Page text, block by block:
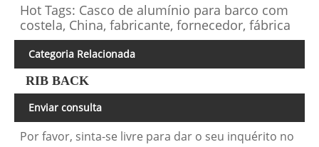
Hot Tags: Casco de alumínio para barco com
costela, China, fabricante, fornecedor, fábrica
Categoria Relacionada
RIB BACK
Enviar consulta
Por favor, sinta-se livre para dar o seu inquérito no